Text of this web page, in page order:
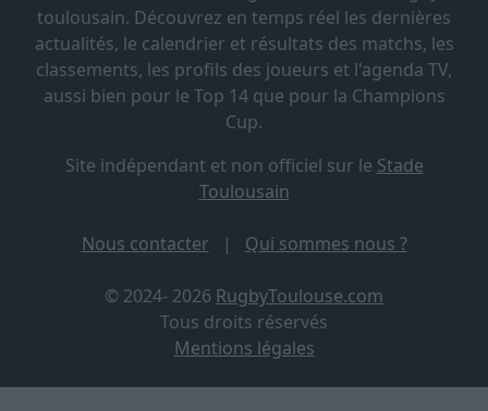
toulousain. Découvrez en temps réel les dernières
actualités, le calendrier et résultats des matchs, les
classements, les profils des joueurs et l'agenda TV,
aussi bien pour le Top 14 que pour la Champions
Cup.
Site indépendant et non officiel sur le Stade
Toulousain
Nous contacter | Qui sommes nous ?
© 2024- 2026 RugbyToulouse.com
Tous droits réservés
Mentions légales